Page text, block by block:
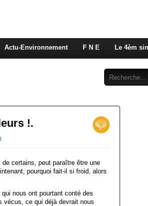
Actu-Environnement F N E Le 4èm
!.
certains, peut paraître être une
pourquoi fait-il si froid, alors
nous ont pourtant conté des
vécus, ce qui déjà devrait nous